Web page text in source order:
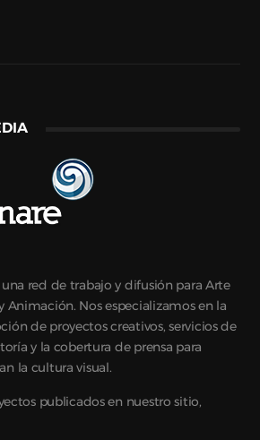
una red de trabajo y difusión para Arte
Animación. Nos especializamos en la
de proyectos creativos, servicios de
y la cobertura de prensa para
la cultura visual.
publicados en nuestro sitio,